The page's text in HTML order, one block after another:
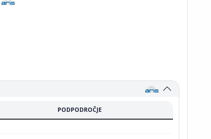
PODPODROČJE